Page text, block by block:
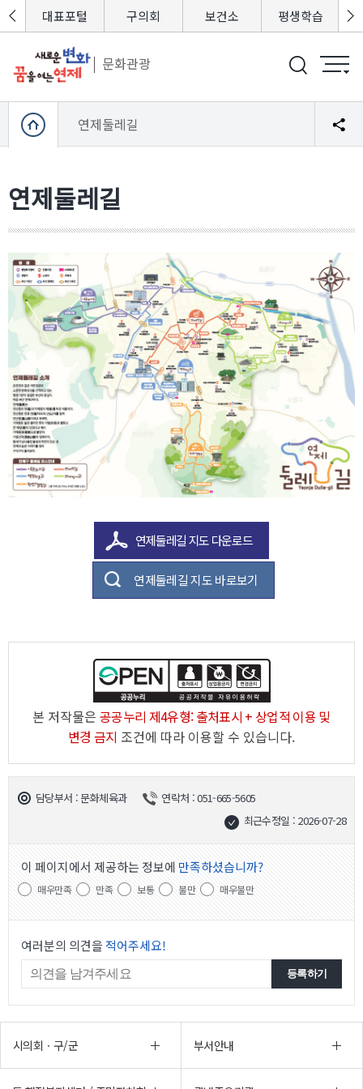
문화관광
털 대표포털 구의회 보건소 평생학습
연제둘레길
연제둘레길
연제둘레길 지도 다운로드
연제둘레길 지도 바로보기
본 저작물은공공누리 제4유형: 출처표시 + 상업적 이용 및
변경 금지 조건에 따라 이용할 수 있습니다.
담당부서 : 문화체육과
연락처 : 051-665-5605
최근수정일 : 2026-07-28
이 페이지에서 제공하는 정보에 만족하셨습니까?
매우만족 만족 보통 불만 매우불만
여러분의 의견을적어주세요!
시의회ㆍ구/군 부서안내